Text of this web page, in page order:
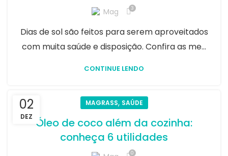
Mag 3
Dias de sol são feitos para serem aproveitados
com muita saúde e disposição. Confira as me...
CONTINUE LENDO
02
DEZ
MAGRASS, SAÚDE
Óleo de coco além da cozinha:
conheça 6 utilidades
0